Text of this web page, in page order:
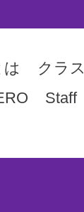
クラス
Staff